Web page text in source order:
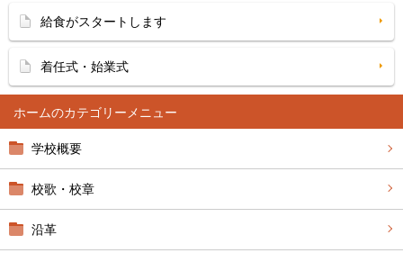
ホーム
学校概要
校歌・校章
沿革
給食がスタートします
着任式・始業式